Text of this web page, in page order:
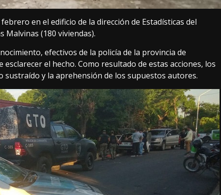
en el edificio de la dirección de Estadísticas del
(180 viviendas).
efectivos de la policía de la provincia de
el hecho. Como resultado de estas acciones, los
y la aprehensión de los supuestos autores.